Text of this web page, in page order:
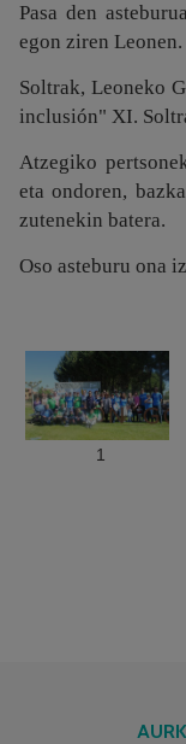
Pasa den
egon ziren Leonen.
Soltrak, Leoneko
inclusión" XI.
Atzegiko
eta ondoren,
zutenekin batera.
Oso asteburu ona
1